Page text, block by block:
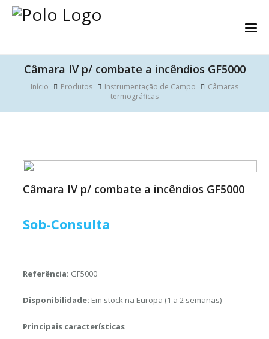
Câmara IV p/ combate a incêndios GF5000
Início Produtos Instrumentação de Campo
Câmaras
termográficas
Câmara IV p/ combate a incêndios GF5000
Sob-Consulta
Referência: GF5000
Disponibilidade: Em stock na Europa (1 a 2 semanas)
Principais características